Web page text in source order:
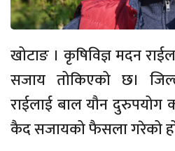
खोटाङ । कृषिविज्ञ मदन
सजाय तोकिएको छ।
राईलाई बाल यौन दुरुपयोग
कैद सजायको फैसला गरेको